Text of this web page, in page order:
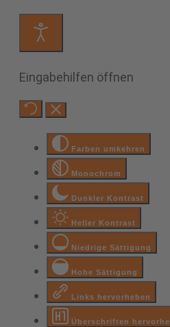
Eingabehilfen öffnen
Farben umkehren
Monochrom
Dunkler Kontrast
Heller Kontrast
Niedrige Sättigung
Hohe Sättigung
Links hervorheben
Überschriften